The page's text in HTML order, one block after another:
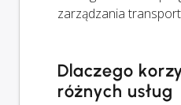
zarządzania
Dlaczego
różnych usług